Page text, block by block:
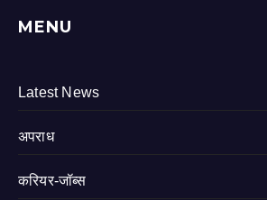
MENU
Latest News
अपराध
करियर-जॉब्स